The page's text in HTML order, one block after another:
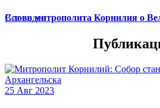
Слово митрополита Корнилия о
Все видео
25 Авг 2023